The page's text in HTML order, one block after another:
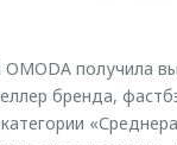
получила
бренда,